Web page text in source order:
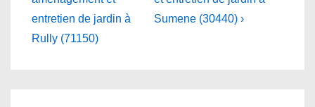
l’article
is
entretien de jardin à
Rully (71150)
is
Sumene (30440) ›